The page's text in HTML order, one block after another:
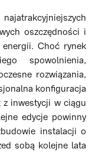
oszczędności i
Choć rynek
spowolnienia,
rozwiązania,
konfiguracja
inwestycji w ciągu
edycje powinny
instalacji o
sobą kolejne lata